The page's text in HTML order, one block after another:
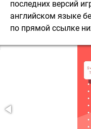
последних версий
английском языке
по прямой ссылке